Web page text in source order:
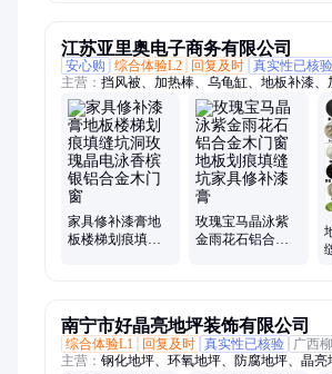
江苏亚里奥电子商务有限公司
安心购
综合体验L2 回复及时 真实性已核验
主营： 挡风被、加热棒、乌龟缸、地板补漆、
托、电动车挡风
家具修补漆膏地
板楼梯划痕填缝
玫瑰宝马晶泳紫
金雨花石铝合金
南宁市好晶亮地坪装饰有限公司
综合体验L1
回复及时 真实性已核验 广西
主营： 钢化地坪、环氧地坪、防腐地坪、晶亮